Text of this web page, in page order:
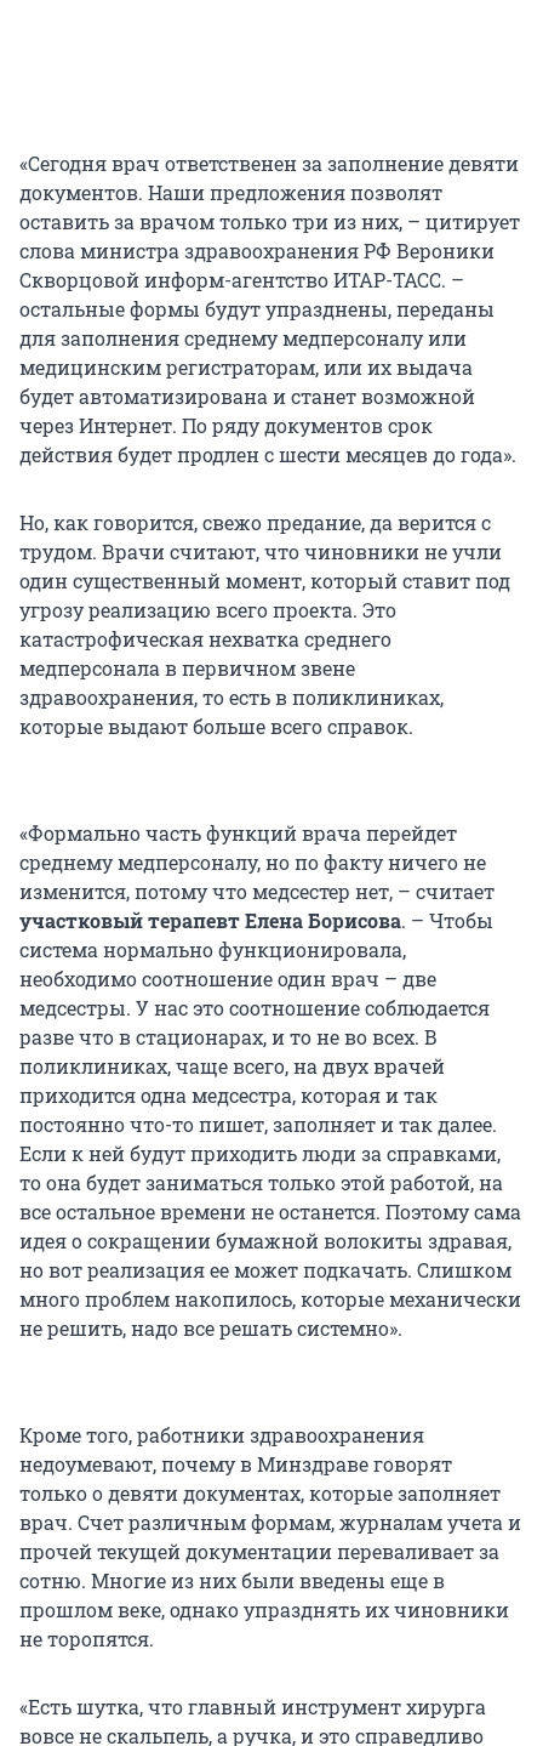
«Сегодня врач ответственен за заполнение девяти
документов. Наши предложения позволят
оставить за врачом только три из них, – цитирует
слова министра здравоохранения РФ Вероники
Скворцовой информ-агентство ИТАР-ТАСС. –
остальные формы будут упразднены, переданы
для заполнения среднему медперсоналу или
медицинским регистраторам, или их выдача
будет автоматизирована и станет возможной
через Интернет. По ряду документов срок
действия будет продлен с шести месяцев до года».
Но, как говорится, свежо предание, да верится с
трудом. Врачи считают, что чиновники не учли
один существенный момент, который ставит под
угрозу реализацию всего проекта. Это
катастрофическая нехватка среднего
медперсонала в первичном звене
здравоохранения, то есть в поликлиниках,
которые выдают больше всего справок.
«Формально часть функций врача перейдет
среднему медперсоналу, но по факту ничего не
изменится, потому что медсестер нет, – считает
участковый терапевт Елена Борисова. – Чтобы
система нормально функционировала,
необходимо соотношение один врач – две
медсестры. У нас это соотношение соблюдается
разве что в стационарах, и то не во всех. В
поликлиниках, чаще всего, на двух врачей
приходится одна медсестра, которая и так
постоянно что-то пишет, заполняет и так далее.
Если к ней будут приходить люди за справками,
то она будет заниматься только этой работой, на
все остальное времени не останется. Поэтому сама
идея о сокращении бумажной волокиты здравая,
но вот реализация ее может подкачать. Слишком
много проблем накопилось, которые механически
не решить, надо все решать системно».
Кроме того, работники здравоохранения
недоумевают, почему в Минздраве говорят
только о девяти документах, которые заполняет
врач. Счет различным формам, журналам учета и
прочей текущей документации переваливает за
сотню. Многие из них были введены еще в
прошлом веке, однако упразднять их чиновники
не торопятся.
«Есть шутка, что главный инструмент хирурга
вовсе не скальпель, а ручка, и это справедливо